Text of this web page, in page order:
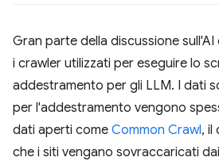
Gran parte della discussione
i crawler utilizzati per eseguire lo
addestramento per gli LLM. I dati
per l'addestramento vengono
dati aperti come Common Crawl, il
che i siti vengano sovraccaricati